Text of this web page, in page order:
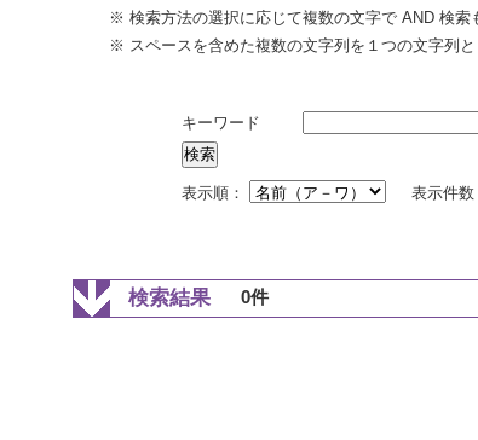
※ 検索方法の選択に応じて複数の文字で AND 検索
※ スペースを含めた複数の文字列を１つの文字列
キーワード
表示順： 表示件数
検索結果 0件